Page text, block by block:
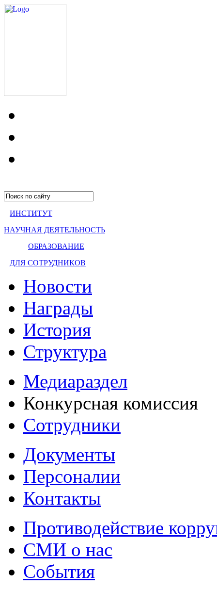
ИНСТИТУТ
НАУЧНАЯ ДЕЯТЕЛЬНОСТЬ
ОБРАЗОВАНИЕ
ДЛЯ СОТРУДНИКОВ
Новости
Награды
История
Структура
Медиараздел
Конкурсная комиссия
Сотрудники
Документы
Персоналии
Контакты
Противодействие
СМИ о нас
События